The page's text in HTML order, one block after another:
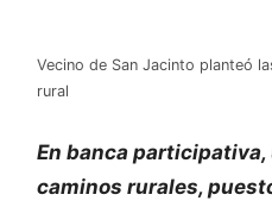
Vecino de San Jacinto planteó
rural
En banca
caminos rurales,